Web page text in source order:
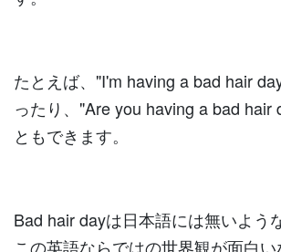
たとえば、"I'm having a bad hair
ったり、"Are you having a bad hair
ともできます。
Bad hair dayは日本語には無いよう
この英語ならではの世界観が面白